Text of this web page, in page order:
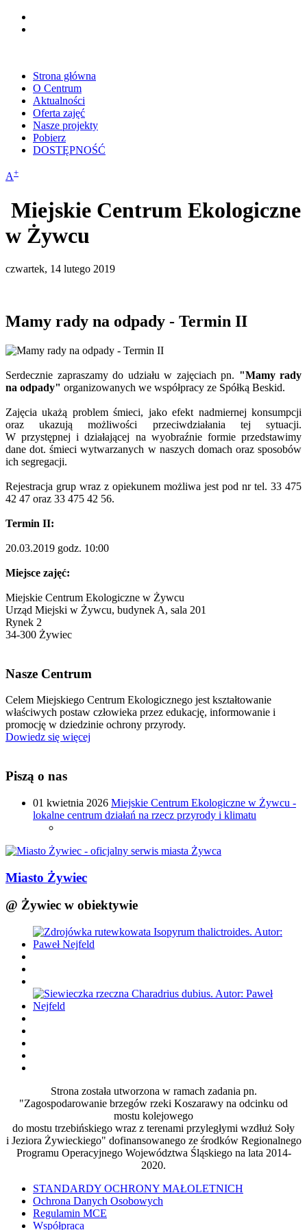
Strona główna
O Centrum
Aktualności
Oferta zajęć
Nasze projekty
Pobierz
DOSTĘPNOŚĆ
A+
Miejskie Centrum Ekologiczne
w Żywcu
czwartek, 14 lutego 2019
Mamy rady na odpady - Termin II
Serdecznie zapraszamy do udziału w zajęciach pn. "Mamy rady
na odpady" organizowanych we współpracy ze Spółką Beskid.
Zajęcia ukażą problem śmieci, jako efekt nadmiernej konsumpcji
oraz ukazują możliwości przeciwdziałania tej sytuacji.
W przystępnej i działającej na wyobraźnie formie przedstawimy
dane dot. śmieci wytwarzanych w naszych domach oraz sposobów
ich segregacji.
Rejestracja grup wraz z opiekunem możliwa jest pod nr tel. 33 475
42 47 oraz 33 475 42 56.
Termin II:
20.03.2019 godz. 10:00
Miejsce zajęć:
Miejskie Centrum Ekologiczne w Żywcu
Urząd Miejski w Żywcu, budynek A, sala 201
Rynek 2
34-300 Żywiec
Nasze Centrum
Celem Miejskiego Centrum Ekologicznego jest kształtowanie
właściwych postaw człowieka przez edukację, informowanie i
promocję w dziedzinie ochrony przyrody.
Dowiedz się więcej
Piszą o nas
01 kwietnia 2026 Miejskie Centrum Ekologiczne w Żywcu -
lokalne centrum działań na rzecz przyrody i klimatu
Miasto Żywiec
@ Żywiec w obiektywie
Strona została utworzona w ramach zadania pn.
"Zagospodarowanie brzegów rzeki Koszarawy na odcinku od
mostu kolejowego
do mostu trzebińskiego wraz z terenami przyległymi wzdłuż Soły
i Jeziora Żywieckiego" dofinansowanego ze środków Regionalnego
Programu Operacyjnego Województwa Śląskiego na lata 2014-
2020.
STANDARDY OCHRONY MAŁOLETNICH
Ochrona Danych Osobowych
Regulamin MCE
Współpraca